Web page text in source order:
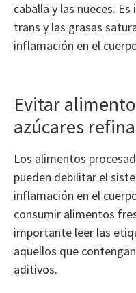
caballa y las nueces.
trans y las grasas
inflamación en el
Evitar
azúcares
Los alimentos
pueden debilitar el
inflamación en el
consumir alimentos
importante leer las
aquellos que
aditivos.